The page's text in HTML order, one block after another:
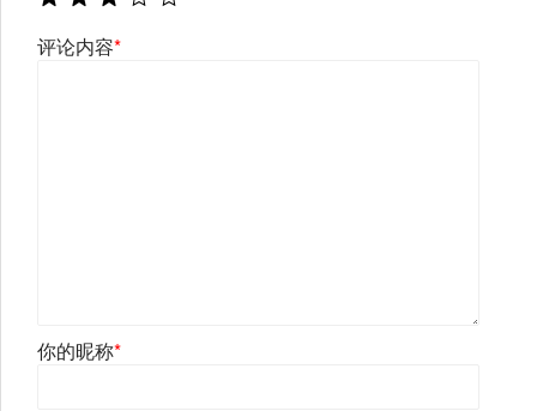
评论内容*
你的昵称*